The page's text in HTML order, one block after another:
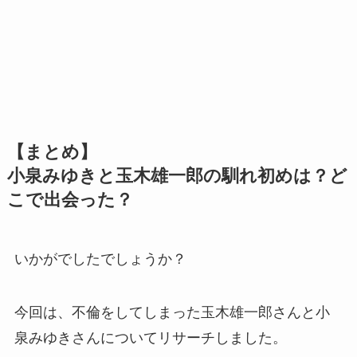
【まとめ】
小泉みゆきと玉木雄一郎の馴れ初めは？ど
こで出会った？
いかがでしたでしょうか？
今回は、不倫をしてしまった玉木雄一郎さんと小
泉みゆきさんについてリサーチしました。